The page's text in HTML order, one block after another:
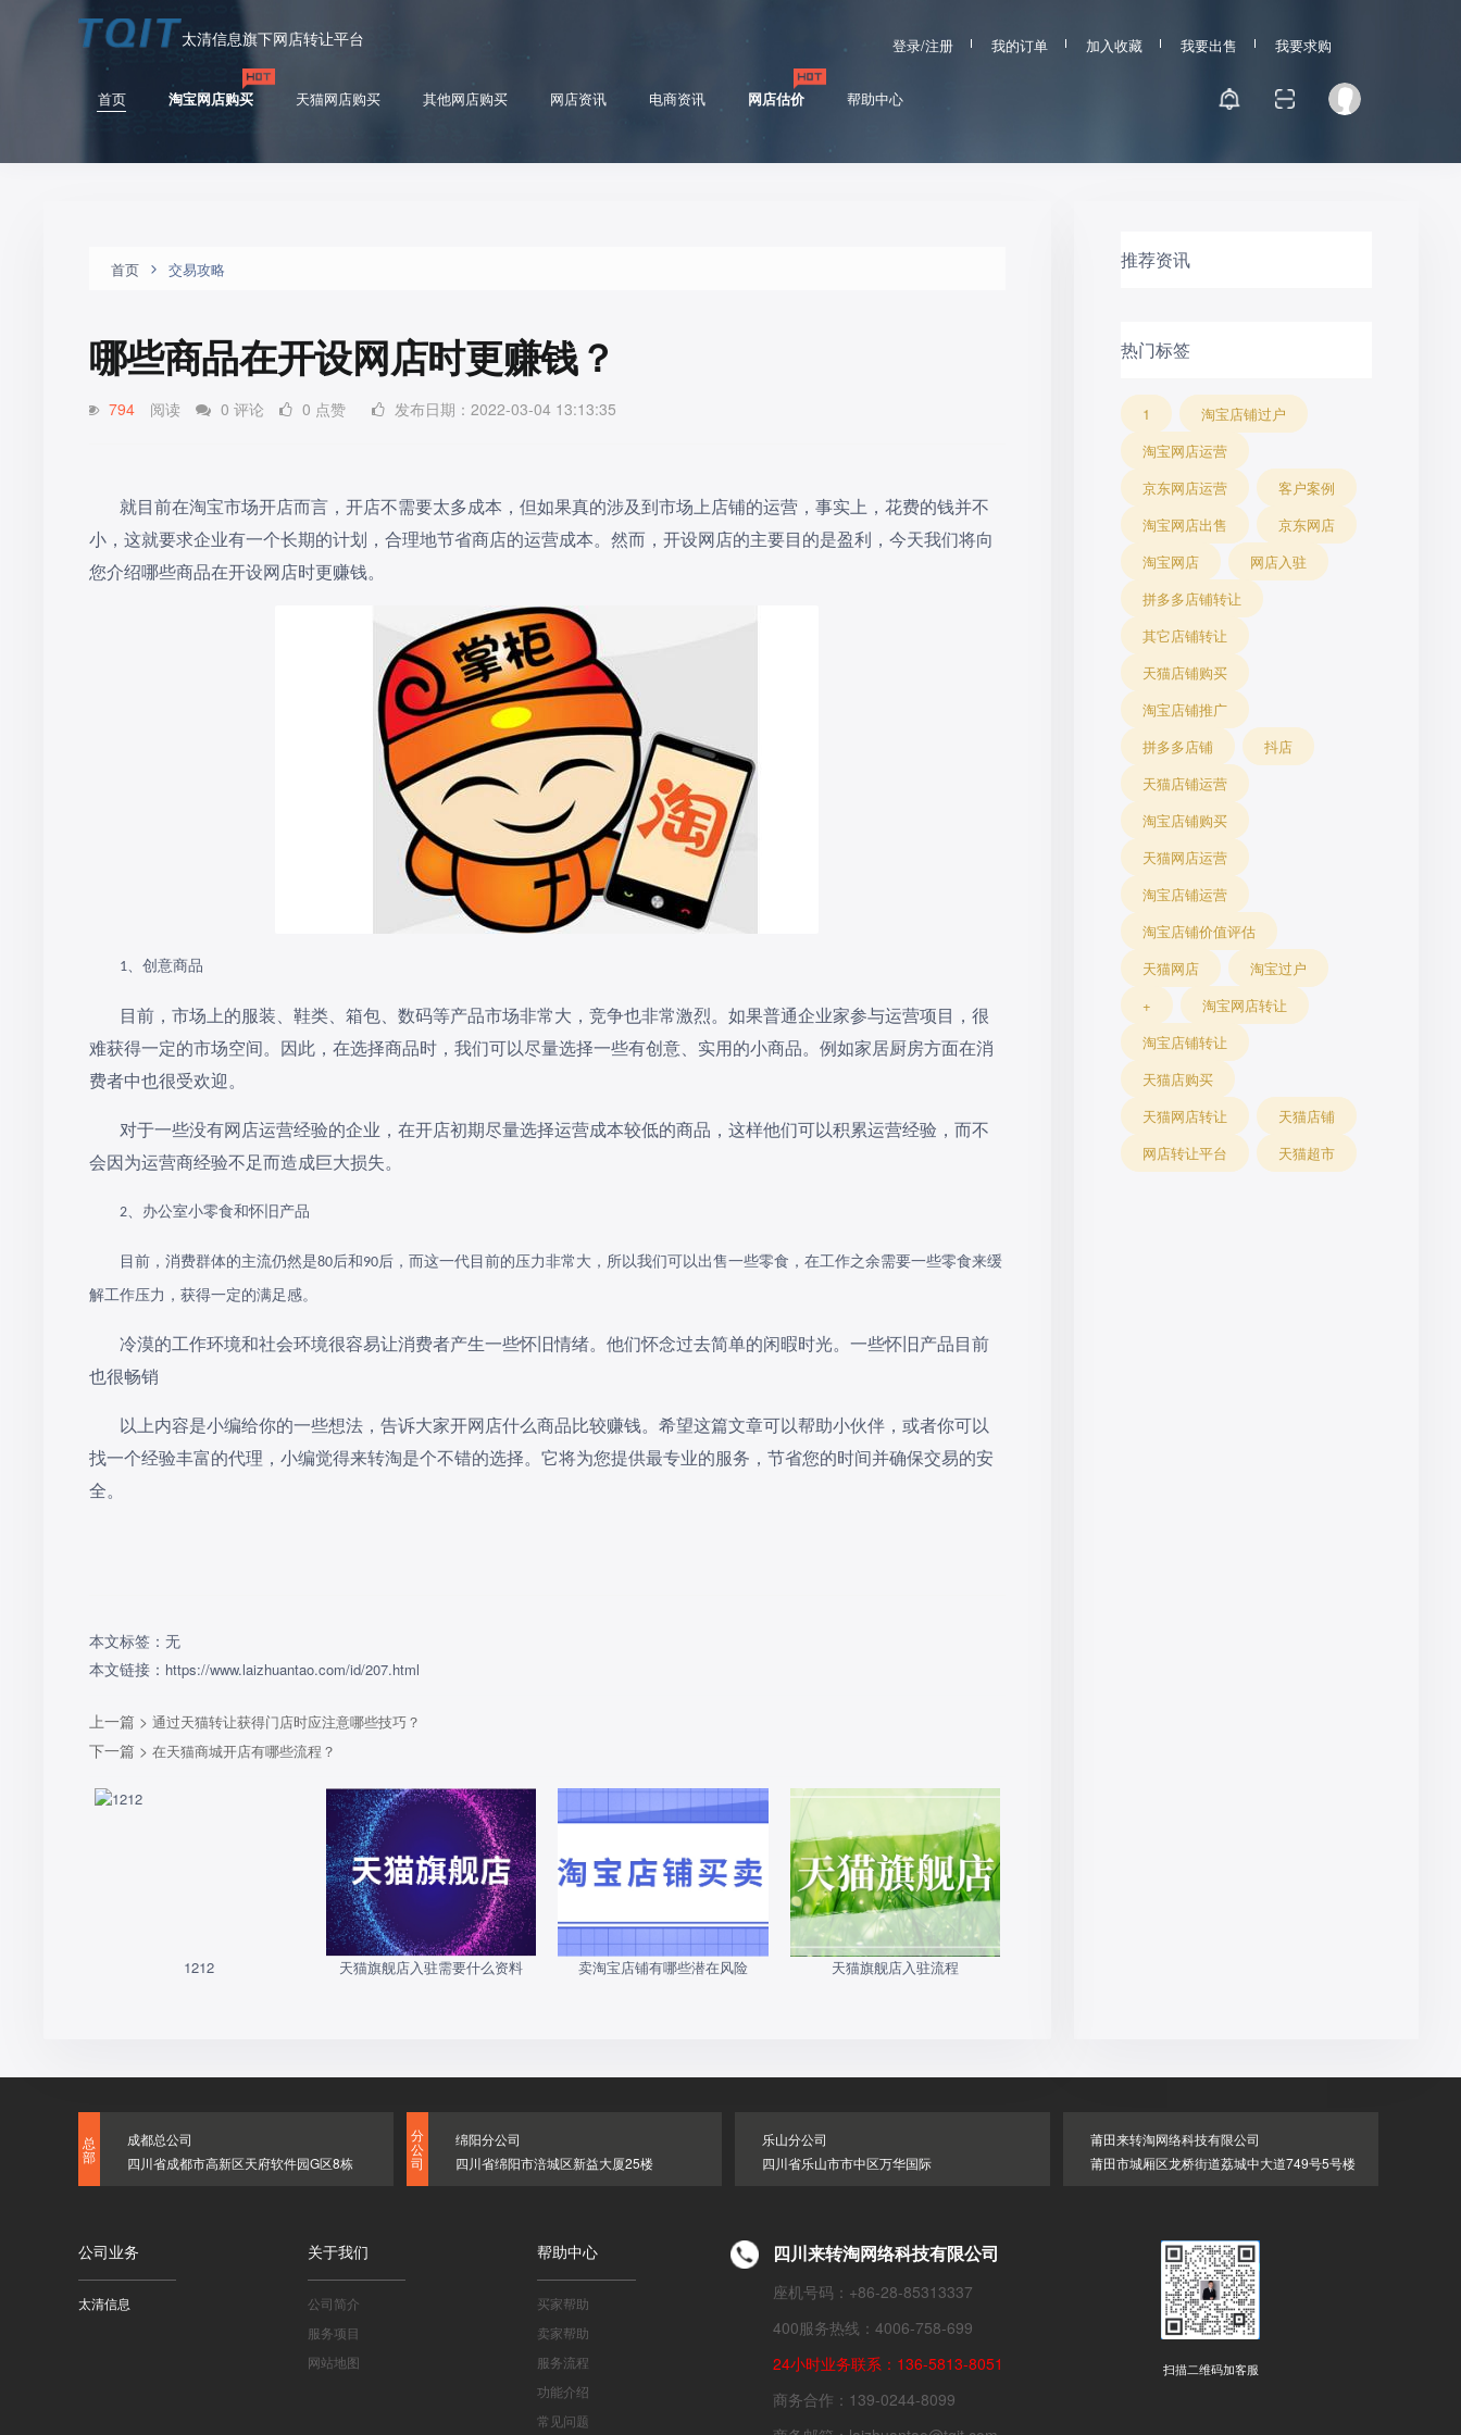
太清信息旗下网店转让平台 登录/注册 我的订单 加入收藏 我要出售 我要求购
首页 淘宝网店购买 天猫网店购买 其他网店购买 网店资讯 电商资讯 网店估价 帮助中心
首页 交易攻略
哪些商品在开设网店时更赚钱？
794 阅读 0 评论 0 点赞 发布日期：2022-03-04 13:13:35
就目前在淘宝市场开店而言，开店不需要太多成本，但如果真的涉及到市场上店铺的运营，事实上，花费的钱并不
小，这就要求企业有一个长期的计划，合理地节省商店的运营成本。然而，开设网店的主要目的是盈利，今天我们将向
您介绍哪些商品在开设网店时更赚钱。
1、创意商品
目前，市场上的服装、鞋类、箱包、数码等产品市场非常大，竞争也非常激烈。如果普通企业家参与运营项目，很
难获得一定的市场空间。因此，在选择商品时，我们可以尽量选择一些有创意、实用的小商品。例如家居厨房方面在消
费者中也很受欢迎。
对于一些没有网店运营经验的企业，在开店初期尽量选择运营成本较低的商品，这样他们可以积累运营经验，而不
会因为运营商经验不足而造成巨大损失。
2、办公室小零食和怀旧产品
目前，消费群体的主流仍然是80后和 90后，而这一代目前的压力非常大，所以我们可以出售一些零食，在工作之余需要一些零食来缓
解工作压力，获得一定的满足感。
冷漠的工作环境和社会环境很容易让消费者产生一些怀旧情绪。他们怀念过去简单的闲暇时光。一些怀旧产品目前
也很畅销
以上内容是小编给你的一些想法，告诉大家开网店什么商品比较赚钱。希望这篇文章可以帮助小伙伴，或者你可以
找一个经验丰富的代理，小编觉得来转淘是个不错的选择。它将为您提供最专业的服务，节省您的时间并确保交易的安
全。
本文标签：无
本文链接： https://www.laizhuantao.com/id/207.html
上一篇 > 通过天猫转让获得门店时应注意哪些技巧？
下一篇 > 在天猫商城开店有哪些流程？
1212 天猫旗舰店入驻需要什么资料 卖淘宝店铺有哪些潜在风险 天猫旗舰店入驻流程
推荐资讯
热门标签
1
淘宝店铺过户
淘宝网店运营
京东网店运营
客户案例
淘宝网店出售
京东网店
淘宝网店
网店入驻
拼多多店铺转让
其它店铺转让
天猫店铺购买
淘宝店铺推广
拼多多店铺
抖店
天猫店铺运营
淘宝店铺购买
天猫网店运营
淘宝店铺运营
淘宝店铺价值评估
天猫网店
淘宝过户
+
淘宝网店转让
淘宝店铺转让
天猫店购买
天猫网店转让
天猫店铺
网店转让平台
天猫超市
总
部
成都总公司
四川省成都市高新区天府软件园G区8栋
分
公
司
绵阳分公司
四川省绵阳市涪城区新益大厦25楼
乐山分公司
四川省乐山市市中区万华国际
莆田来转淘网络科技有限公司
莆田市城厢区龙桥街道荔城中大道749号5号楼
公司业务
太清信息
关于我们
公司简介
服务项目
网站地图
帮助中心
买家帮助
卖家帮助
服务流程
功能介绍
常见问题
四川来转淘网络科技有限公司
座机号码：+86-28-85313337
400服务热线：4006-758-699
24小时业务联系：136-5813-8051
商务合作：139-0244-8099
扫描二维码加客服